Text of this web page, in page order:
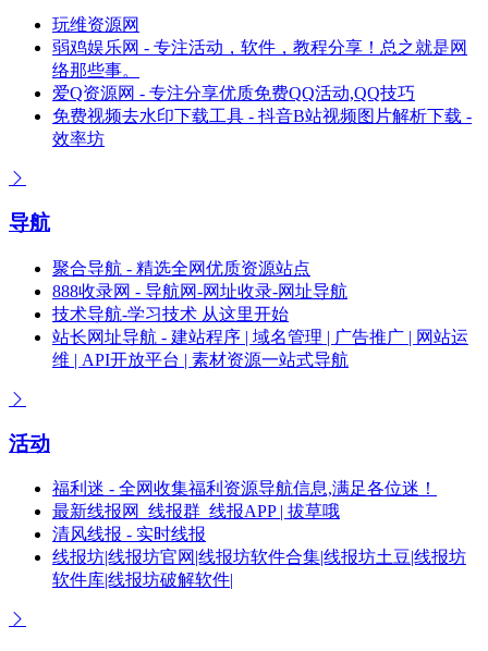
玩维资源网
弱鸡娱乐网 - 专注活动，软件，教程分享！总之就是网
络那些事。
爱Q资源网 - 专注分享优质免费QQ活动,QQ技巧
免费视频去水印下载工具 - 抖音B站视频图片解析下载 -
效率坊
导航
聚合导航 - 精选全网优质资源站点
888收录网 - 导航网-网址收录-网址导航
技术导航-学习技术 从这里开始
站长网址导航 - 建站程序 | 域名管理 | 广告推广 | 网站运
维 | API开放平台 | 素材资源一站式导航
活动
福利迷 - 全网收集福利资源导航信息,满足各位迷！
最新线报网_线报群_线报APP | 拔草哦
清风线报 - 实时线报
线报坊|线报坊官网|线报坊软件合集|线报坊土豆|线报坊
软件库|线报坊破解软件|